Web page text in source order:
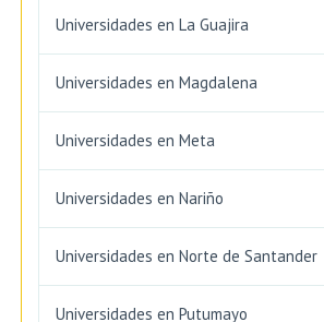
Universidades en La Guajira
Universidades en Magdalena
Universidades en Meta
Universidades en Nariño
Universidades en Norte de Santander
Universidades en Putumayo